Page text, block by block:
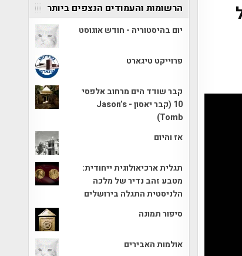
הרשומות והעמודים הנצפים ביותר
יום בהיסטוריה - חודש אוגוסט
פרוייקט טיגארט
קבר שודד הים מרחוב אלפסי
10 (קבר יאסון - Jason’s
Tomb)
אז והיום
תגלית ארכיאולוגית ייחודית:
מטבע זהב נדיר של מלכה
הלניסטית התגלה בירושלים
סיפור תמונה
אולמות האבירים